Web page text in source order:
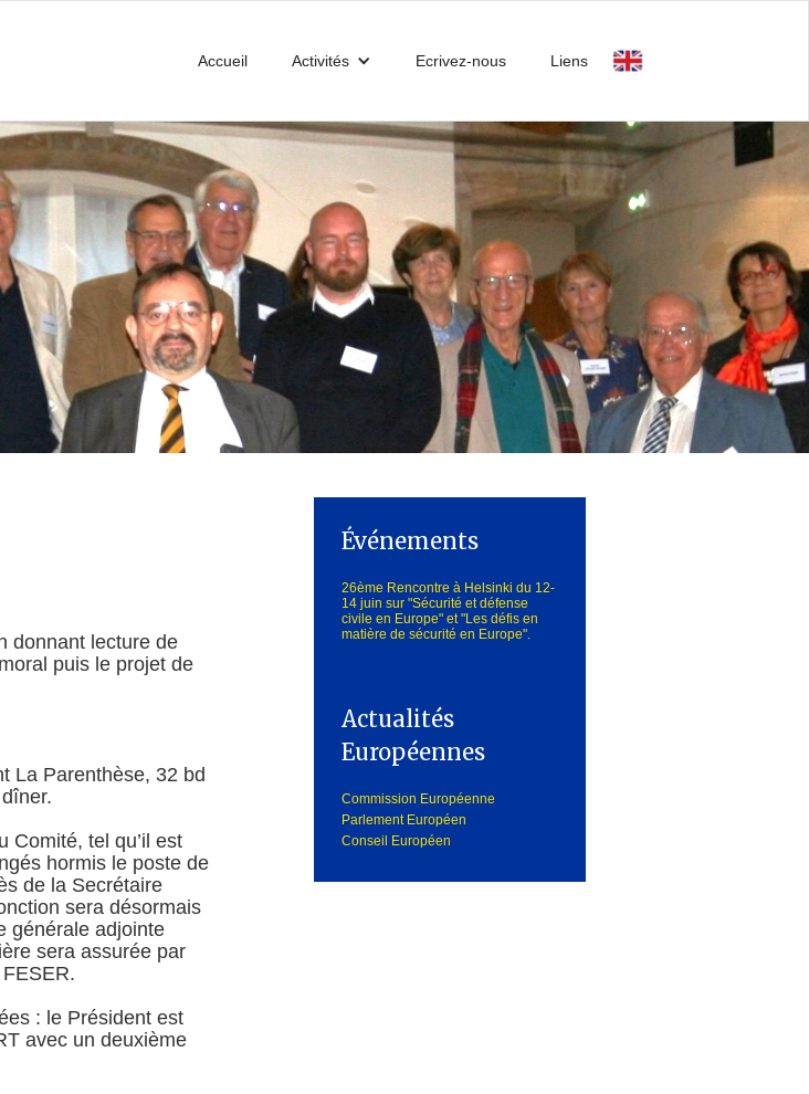
Accueil Activités Ecrivez-nous Liens
donnant lecture de
puis le projet de
La Parenthèse, 32 bd
Comité, tel qu’il est
hormis le poste de
de la Secrétaire
sera désormais
générale adjointe
sera assurée par
: le Président est
avec un deuxième
Événements
26ème Rencontre à Helsinki du 12-
14 juin sur "Sécurité et défense
civile en Europe" et "Les défis en
matière de sécurité en Europe".
Actualités
Européennes
Commission Européenne
Parlement Européen
Conseil Européen